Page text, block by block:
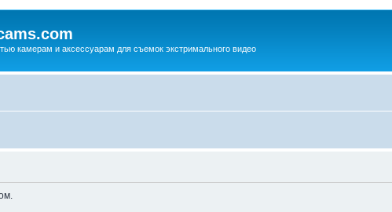
камерам и аксессуарам для съемок экстримального видео